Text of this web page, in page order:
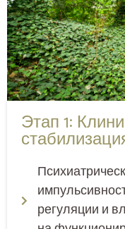
Этап 1:
регуляции и